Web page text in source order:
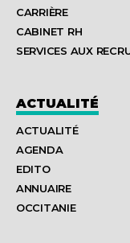
CARRIÈRE
CABINET RH
SERVICES AUX
ACTUALITÉ
ACTUALITÉ
AGENDA
EDITO
ANNUAIRE
OCCITANIE